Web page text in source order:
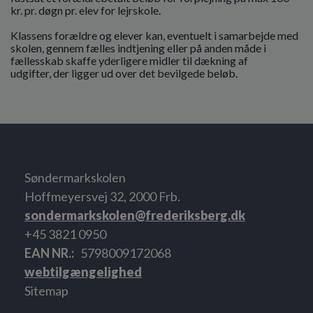
kr. pr. døgn pr. elev for lejrskole.
Klassens forældre og elever kan, eventuelt i samarbejde med
skolen, gennem fælles indtjening eller på anden måde i
fællesskab skaffe yderligere midler til dækning af
udgifter, der ligger ud over det bevilgede beløb.
Søndermarkskolen
Hoffmeyersvej 32, 2000 Frb.
sondermarkskolen@frederiksberg.dk
+45 3821 0950
EAN NR.
5798009172068
webtilgængelighed
Sitemap